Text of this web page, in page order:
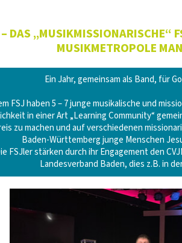
DAS „MUSIKMISSIONARISCHE“
MUSIKMETROPOLE
Ein Jahr, gemeinsam als Band, für
FSJ haben 5 – 7 junge musikalische und
in einer Art „Learning Community“
zu machen und auf verschiedenen
Baden-Württemberg junge Menschen
FSJler stärken durch ihr Engagement den
Landesverband Baden, dies z.B. in